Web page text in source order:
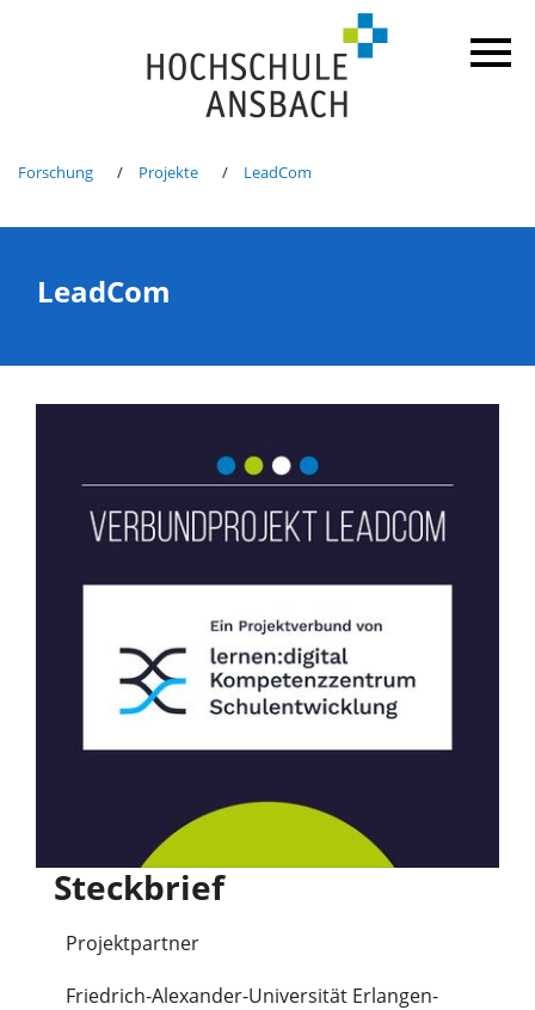
Forschung Projekte LeadCom
LeadCom
Steckbrief
Projektpartner
Friedrich-Alexander-Universität Erlangen-